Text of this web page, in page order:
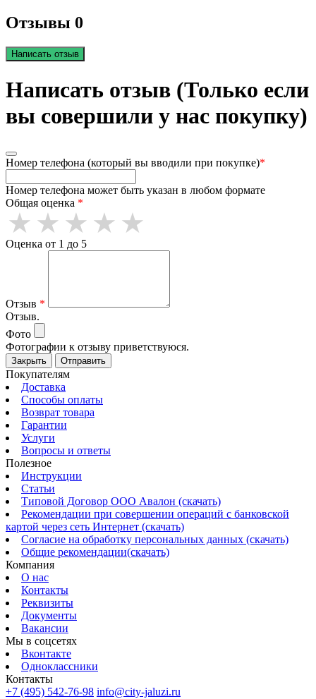
Отзывы 0
Написать отзыв
Написать отзыв (Только если
вы совершили у нас покупку)
Номер телефона (который вы вводили при покупке)*
Номер телефона может быть указан в любом формате
Общая оценка *
Оценка от 1 до 5
Отзыв *
Отзыв.
Фото
Фотографии к отзыву приветствуюся.
Закрыть Отправить
Покупателям
Доставка
Способы оплаты
Возврат товара
Гарантии
Услуги
Вопросы и ответы
Полезное
Инструкции
Статьи
Типовой Договор ООО Авалон (скачать)
Рекомендации при совершении операций с банковской
картой через сеть Интернет (скачать)
Согласие на обработку персональных данных (скачать)
Общие рекомендации(скачать)
Компания
О нас
Контакты
Реквизиты
Документы
Вакансии
Мы в соцсетях
Вконтакте
Одноклассники
Контакты
+7 (495) 542-76-98 info@city-jaluzi.ru